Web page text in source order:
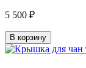
5 500 ₽
В корзину